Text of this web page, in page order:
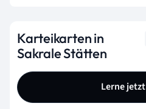
Karteikarten in
Sakrale Stätten
Lerne jetzt